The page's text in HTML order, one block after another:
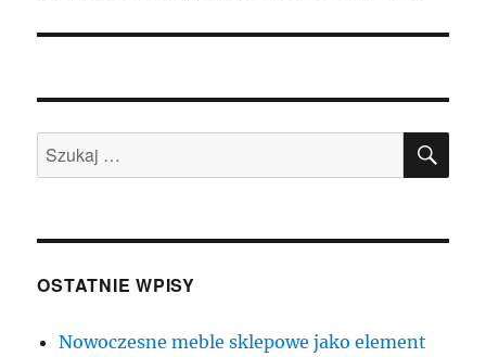
Szukaj:
OSTATNIE WPISY
Nowoczesne meble sklepowe jako element